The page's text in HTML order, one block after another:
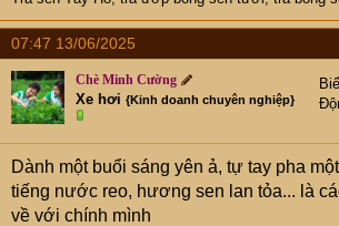
07:47 13/06/2025
Chè Minh Cường
Xe hơi {Kinh doanh chuyên nghiệp}
Dành một buổi sáng yên ả, tự tay pha
tiếng nước reo, hương sen lan tỏa... là
về với chính mình